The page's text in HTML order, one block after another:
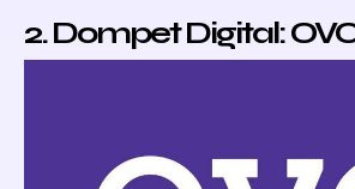
2. Dompet Digital: